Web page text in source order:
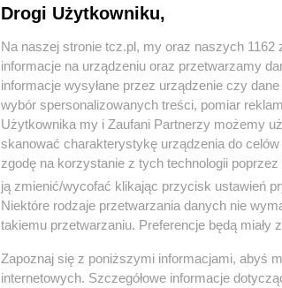
Drogi Użytkowniku,
Na naszej stronie tcz.pl, my oraz naszych
informacje na urządzeniu oraz przetwarzamy
informacje wysyłane przez urządzenie czy
wybór spersonalizowanych treści, pomiar
Użytkownika my i Zaufani Partnerzy możemy
skanować charakterystykę urządzenia do
zgodę na korzystanie z tych technologii
ją zmienić/wycofać klikając przycisk ustawień
Niektóre rodzaje przetwarzania danych nie
takiemu przetwarzaniu. Preferencje będą miały
Zapoznaj się z poniższymi informacjami, abyś
internetowych. Szczegółowe informacje